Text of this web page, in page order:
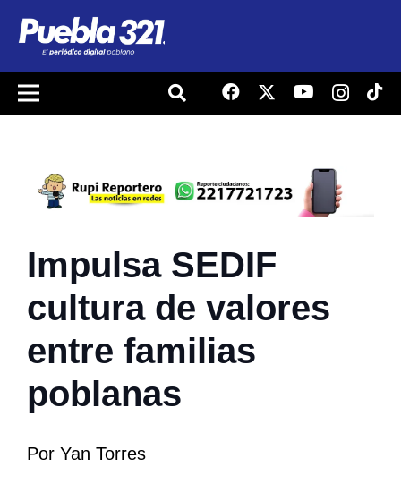
Impulsa SEDIF
cultura de valores
entre familias
poblanas
Por Yan Torres